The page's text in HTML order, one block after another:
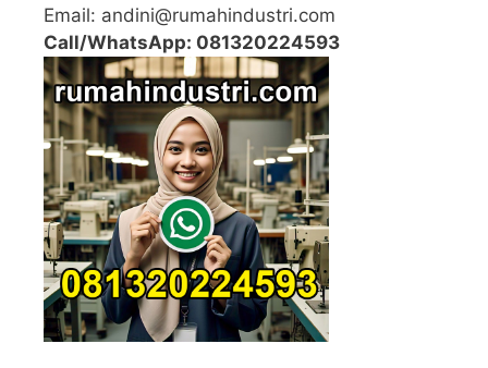
Email: andini@rumahindustri.com
Call/WhatsApp: 081320224593